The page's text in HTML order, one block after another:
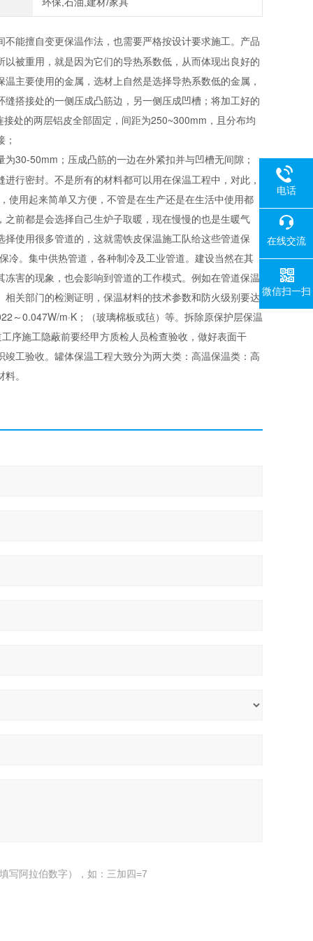
能擅自变更保温作法，也需要严格按设计要求施工。产品
被重用，就是因为它们的导热系数低，从而体现出良好的
主要使用的金属，选材上自然是选择导热系数低的金属，
搭接处的一侧压成凸筋边，另一侧压成凹槽；将加工好的
处的两层铝皮全部固定，间距为250~300mm，且分布均
30-50mm；压成凸筋的一边在外紧扣并与凹槽无间隙；
行密封。不是所有的材料都可以用在保温工程中，对此，
使用起来简单又方便，不管是在生产还是在生活中使用都
前都是会选择自己生炉子取暖，现在慢慢的也是生暖气
使用很多管道的，这就需铁皮保温施工队给这些管道保
冷。集中供热管道，各种制冷及工业管道。建设当然在其
害的现象，也会影响到管道的工作模式。例如在管道保温
关部门的检测证明，保温材料的技术参数和防火级别要达
～0.047W/m·K；（玻璃棉板或毡）等。拆除原保护层保温
施工隐蔽前要经甲方质检人员检查验收，做好表面干
工验收。罐体保温工程大致分为两大类：高温保温类：高
。
写阿拉伯数字），如：三加四=7
电话
在线交流
微信扫一扫